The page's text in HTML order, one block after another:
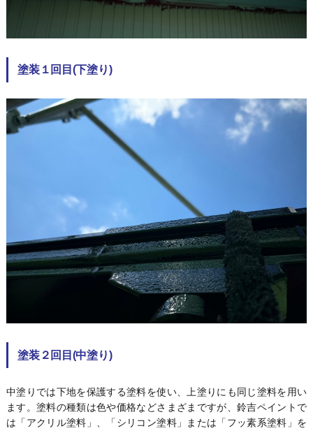
塗装１回目(下塗り)
塗装２回目(中塗り)
中塗りでは下地を保護する塗料を使い、上塗りにも同じ塗料を用い
ます。塗料の種類は色や価格などさまざまですが、鈴吉ペイントで
は「アクリル塗料」、「シリコン塗料」または「フッ素系塗料」を